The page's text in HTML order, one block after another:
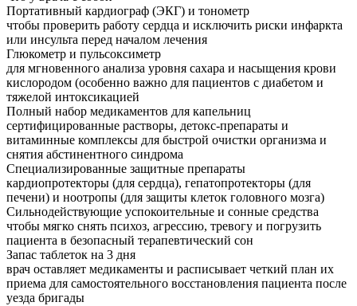
Портативный кардиограф (ЭКГ) и тонометр
чтобы проверить работу сердца и исключить риски инфаркта
или инсульта перед началом лечения
Глюкометр и пульсоксиметр
для мгновенного анализа уровня сахара и насыщения крови
кислородом (особенно важно для пациентов с диабетом и
тяжелой интоксикацией
Полный набор медикаментов для капельниц
сертифицированные растворы, детокс-препараты и
витаминные комплексы для быстрой очистки организма и
снятия абстинентного синдрома
Специализированные защитные препараты
кардиопротекторы (для сердца), гепатопротекторы (для
печени) и ноотропы (для защиты клеток головного мозга)
Сильнодействующие успокоительные и сонные средства
чтобы мягко снять психоз, агрессию, тревогу и погрузить
пациента в безопасный терапевтический сон
Запас таблеток на 3 дня
врач оставляет медикаменты и расписывает четкий план их
приема для самостоятельного восстановления пациента после
уезда бригады